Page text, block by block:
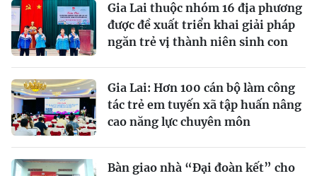
Gia Lai thuộc nhóm 16 địa phương
được đề xuất triển khai giải pháp
ngăn trẻ vị thành niên sinh con
Gia Lai: Hơn 100 cán bộ làm công
tác trẻ em tuyến xã tập huấn nâng
cao năng lực chuyên môn
Bàn giao nhà “Đại đoàn kết” cho